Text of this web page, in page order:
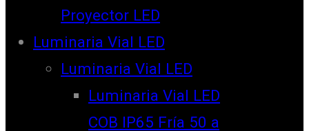
Proyector LED
Luminaria Vial LED
Luminaria Vial LED
Luminaria Vial LED
COB IP65 Fría 50 a